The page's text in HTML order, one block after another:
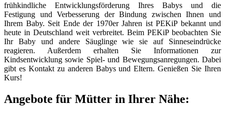
frühkindliche Entwicklungsförderung Ihres Babys und die
Festigung und Verbesserung der Bindung zwischen Ihnen und
Ihrem Baby. Seit Ende der 1970er Jahren ist PEKiP bekannt und
heute in Deutschland weit verbreitet. Beim PEKiP beobachten Sie
Ihr Baby und andere Säuglinge wie sie auf Sinneseindrücke
reagieren. Außerdem erhalten Sie Informationen zur
Kindsentwicklung sowie Spiel- und Bewegungsanregungen. Dabei
gibt es Kontakt zu anderen Babys und Eltern. Genießen Sie Ihren
Kurs!
Angebote für Mütter in Ihrer Nähe: